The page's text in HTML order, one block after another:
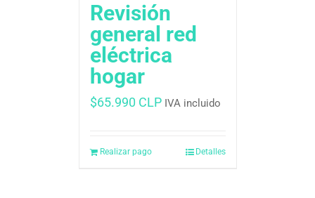
Revisión
general red
eléctrica
hogar
$65.990 CLP IVA incluido
Realizar pago Detalles